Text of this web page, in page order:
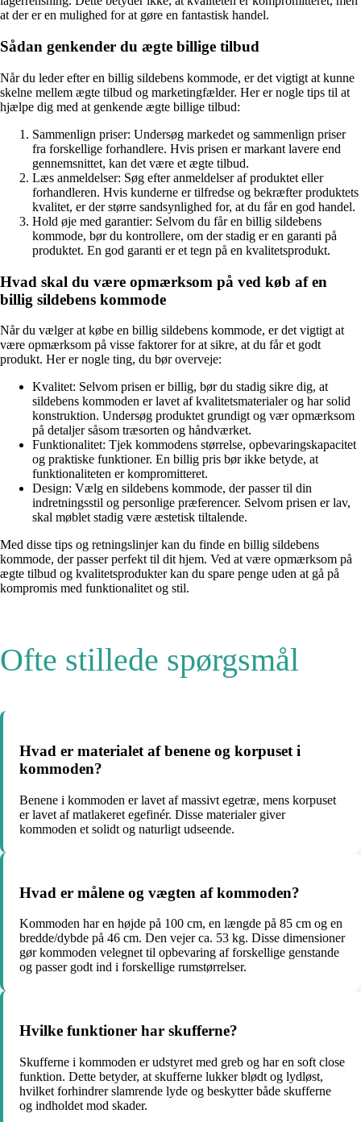
at der er en mulighed for at gøre en fantastisk handel.
Sådan genkender du ægte billige tilbud
Når du leder efter en billig sildebens kommode, er det vigtigt at kunne
skelne mellem ægte tilbud og marketingfælder. Her er nogle tips til at
hjælpe dig med at genkende ægte billige tilbud:
Sammenlign priser: Undersøg markedet og sammenlign priser
fra forskellige forhandlere. Hvis prisen er markant lavere end
gennemsnittet, kan det være et ægte tilbud.
Læs anmeldelser: Søg efter anmeldelser af produktet eller
forhandleren. Hvis kunderne er tilfredse og bekræfter produktets
kvalitet, er der større sandsynlighed for, at du får en god handel.
Hold øje med garantier: Selvom du får en billig sildebens
kommode, bør du kontrollere, om der stadig er en garanti på
produktet. En god garanti er et tegn på en kvalitetsprodukt.
Hvad skal du være opmærksom på ved køb af en
billig sildebens kommode
Når du vælger at købe en billig sildebens kommode, er det vigtigt at
være opmærksom på visse faktorer for at sikre, at du får et godt
produkt. Her er nogle ting, du bør overveje:
Kvalitet: Selvom prisen er billig, bør du stadig sikre dig, at
sildebens kommoden er lavet af kvalitetsmaterialer og har solid
konstruktion. Undersøg produktet grundigt og vær opmærksom
på detaljer såsom træsorten og håndværket.
Funktionalitet: Tjek kommodens størrelse, opbevaringskapacitet
og praktiske funktioner. En billig pris bør ikke betyde, at
funktionaliteten er kompromitteret.
Design: Vælg en sildebens kommode, der passer til din
indretningsstil og personlige præferencer. Selvom prisen er lav,
skal møblet stadig være æstetisk tiltalende.
Med disse tips og retningslinjer kan du finde en billig sildebens
kommode, der passer perfekt til dit hjem. Ved at være opmærksom på
ægte tilbud og kvalitetsprodukter kan du spare penge uden at gå på
kompromis med funktionalitet og stil.
Ofte stillede spørgsmål
Hvad er materialet af benene og korpuset i
kommoden?
Benene i kommoden er lavet af massivt egetræ, mens korpuset
er lavet af matlakeret egefinér. Disse materialer giver
kommoden et solidt og naturligt udseende.
Hvad er målene og vægten af kommoden?
Kommoden har en højde på 100 cm, en længde på 85 cm og en
bredde/dybde på 46 cm. Den vejer ca. 53 kg. Disse dimensioner
gør kommoden velegnet til opbevaring af forskellige genstande
og passer godt ind i forskellige rumstørrelser.
Hvilke funktioner har skufferne?
Skufferne i kommoden er udstyret med greb og har en soft close
funktion. Dette betyder, at skufferne lukker blødt og lydløst,
hvilket forhindrer slamrende lyde og beskytter både skufferne
og indholdet mod skader.